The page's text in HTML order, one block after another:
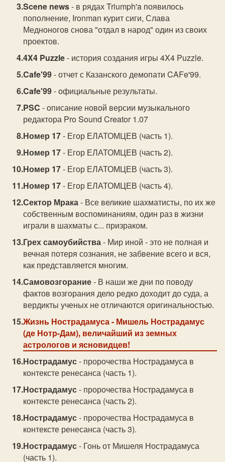
Scene news- в рядах Triumph'a появилось
пополнение, Ironman курит сиги, Слава
Медноногов снова "отдал в народ" один из своих
проектов.
4X4 Puzzle- история создания игры 4X4 Puzzle.
Cafe'99- отчет с Казанского демопати CAFe'99.
Cafe'99- официальные результаты.
PSC - описание новой версии музыкального
редактора Pro Sound Creator 1.07
Номер 17- Егор ЕЛАТОМЦЕВ (часть 1).
Номер 17- Егор ЕЛАТОМЦЕВ (часть 2).
Номер 17- Егор ЕЛАТОМЦЕВ (часть 3).
Номер 17- Егор ЕЛАТОМЦЕВ (часть 4).
Сектор Мрака- Все великие шахматисты, по их же
собственным воспоминаниям, один раз в жизни
играли в шахматы с... призраком.
Грех самоубийства- Мир иной - это не полная и
вечная потеря сознания, не забвение всего и вся,
как представляется многим.
Самовозгорание- В наши же дни по поводу
фактов возгорания дело редко доходит до суда, а
вердикты ученых не отличаются оригинальностью.
Жизнь Нострадамуса- Мишель Нострадамус
(де Нотр-Дам), величайший из земных
астрологов и ясновидцев!
Нострадамус- пророчества Нострадамуса в
контексте ренесанса (часть 1).
Нострадамус- пророчества Нострадамуса в
контексте ренесанса (часть 2).
Нострадамус- пророчества Нострадамуса в
контексте ренесанса (часть 3).
Нострадамус- Гонь от Мишеля Нострадамуса
(часть 1).